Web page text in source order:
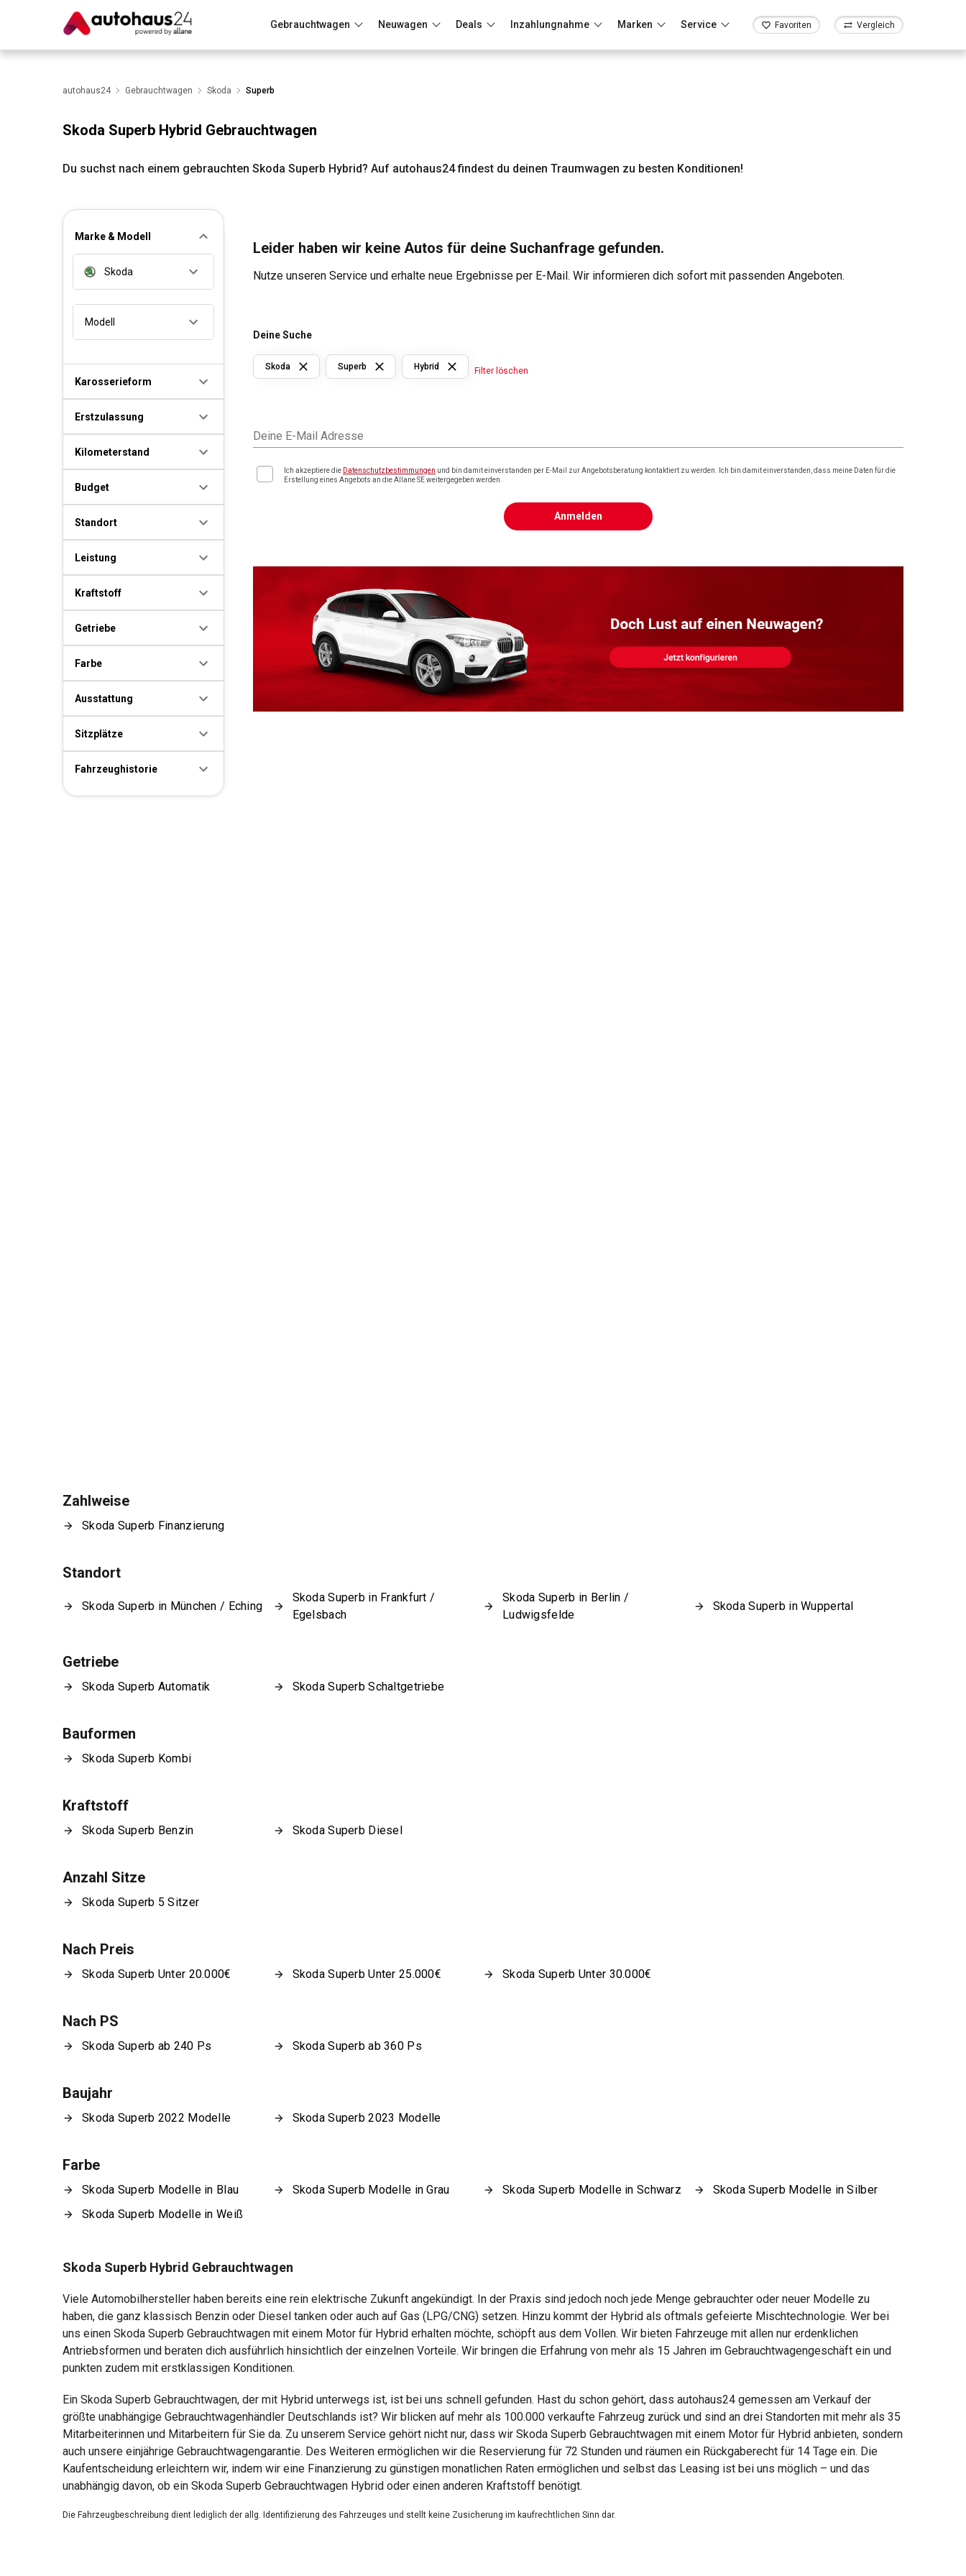
Gebrauchtwagen Neuwagen Deals Inzahlungnahme Marken Service Favoriten Vergleich
Wir bewerten dein AutoRund um die Inzahlungnahme
autohaus24 Gebrauchtwagen Skoda Superb
Skoda Superb Hybrid Gebrauchtwagen
Du suchst nach einem gebrauchten Skoda Superb Hybrid? Auf autohaus24 findest du deinen Traumwagen zu besten Konditionen!
Marke & Modell
Skoda
Modell
Karosserieform
Erstzulassung
Kilometerstand
Budget
Standort
Leistung
Kraftstoff
Getriebe
Farbe
Ausstattung
Sitzplätze
Fahrzeughistorie
Leider haben wir keine Autos für deine Suchanfrage gefunden.
Nutze unseren Service und erhalte neue Ergebnisse per E-Mail. Wir informieren dich sofort mit passenden Angeboten.
Deine Suche
Skoda Superb Hybrid Filter löschen
Deine E-Mail Adresse
Ich akzeptiere die Datenschutzbestimmungen und bin damit einverstanden per E-Mail zur Angebotsberatung kontaktiert zu werden. Ich bin damit einverstanden, dass meine Daten für die
Erstellung eines Angebots an die Allane SE weitergegeben werden.
Anmelden
Zahlweise
Skoda Superb Finanzierung
Standort
Skoda Superb in München / Eching
Skoda Superb in Frankfurt /
Egelsbach
Skoda Superb in Berlin /
Ludwigsfelde
Skoda Superb in Wuppertal
Getriebe
Skoda Superb Automatik Skoda Superb Schaltgetriebe
Bauformen
Skoda Superb Kombi
Kraftstoff
Skoda Superb Benzin Skoda Superb Diesel
Anzahl Sitze
Skoda Superb 5 Sitzer
Nach Preis
Skoda Superb Unter 20.000€ Skoda Superb Unter 25.000€ Skoda Superb Unter 30.000€
Nach PS
Skoda Superb ab 240 Ps Skoda Superb ab 360 Ps
Baujahr
Skoda Superb 2022 Modelle Skoda Superb 2023 Modelle
Farbe
Skoda Superb Modelle in Blau Skoda Superb Modelle in Grau Skoda Superb Modelle in Schwarz
Skoda Superb Modelle in Silber
Skoda Superb Modelle in Weiß
Skoda Superb Hybrid Gebrauchtwagen
Viele Automobilhersteller haben bereits eine rein elektrische Zukunft angekündigt. In der Praxis sind jedoch noch jede Menge gebrauchter oder neuer Modelle zu
haben, die ganz klassisch Benzin oder Diesel tanken oder auch auf Gas (LPG/CNG) setzen. Hinzu kommt der Hybrid als oftmals gefeierte Mischtechnologie. Wer bei
uns einen Skoda Superb Gebrauchtwagen mit einem Motor für Hybrid erhalten möchte, schöpft aus dem Vollen. Wir bieten Fahrzeuge mit allen nur erdenklichen
Antriebsformen und beraten dich ausführlich hinsichtlich der einzelnen Vorteile. Wir bringen die Erfahrung von mehr als 15 Jahren im Gebrauchtwagengeschäft ein und
punkten zudem mit erstklassigen Konditionen.
Ein Skoda Superb Gebrauchtwagen, der mit Hybrid unterwegs ist, ist bei uns schnell gefunden. Hast du schon gehört, dass autohaus24 gemessen am Verkauf der
größte unabhängige Gebrauchtwagenhändler Deutschlands ist? Wir blicken auf mehr als 100.000 verkaufte Fahrzeug zurück und sind an drei Standorten mit mehr als 35
Mitarbeiterinnen und Mitarbeitern für Sie da. Zu unserem Service gehört nicht nur, dass wir Skoda Superb Gebrauchtwagen mit einem Motor für Hybrid anbieten, sondern
auch unsere einjährige Gebrauchtwagengarantie. Des Weiteren ermöglichen wir die Reservierung für 72 Stunden und räumen ein Rückgaberecht für 14 Tage ein. Die
Kaufentscheidung erleichtern wir, indem wir eine Finanzierung zu günstigen monatlichen Raten ermöglichen und selbst das Leasing ist bei uns möglich – und das
unabhängig davon, ob ein Skoda Superb Gebrauchtwagen Hybrid oder einen anderen Kraftstoff benötigt.
Die Fahrzeugbeschreibung dient lediglich der allg. Identifizierung des Fahrzeuges und stellt keine Zusicherung im kaufrechtlichen Sinn dar.